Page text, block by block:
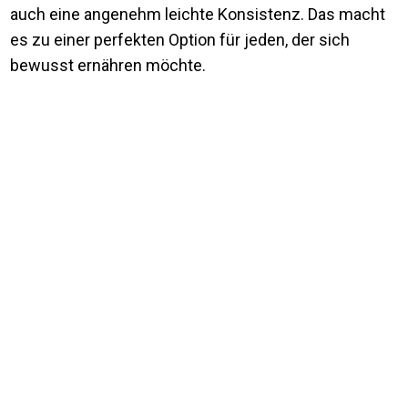
auch eine angenehm leichte Konsistenz. Das macht
es zu einer perfekten Option für jeden, der sich
bewusst ernähren möchte.